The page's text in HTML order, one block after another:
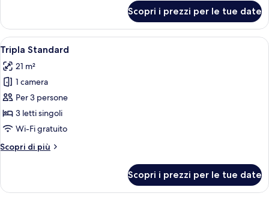
Standard
con
2
letti
singoli
Scopri i prezzi per le tue date
Apri
tutte
le
foto
per
Tripla
Standard
Camera d'albergo con due letti, un
3
Tripla Standard
21 m²
1 camera
Per 3 persone
3 letti singoli
Wi-Fi gratuito
Scopri di più
Altri
Standard
Scopri i prezzi per le tue date